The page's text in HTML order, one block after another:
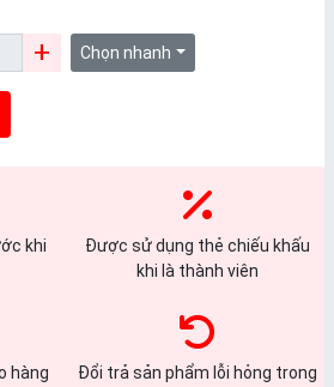
+ Chọn nhanh
khi
Được sử dụng thẻ chiếu khấu
khi là thành viên
hàng
Đổi trả sản phẩm lỗi hỏng trong